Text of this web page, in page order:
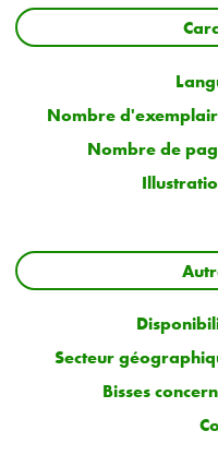
Nombre
Nombre de
Secteur
Bisses